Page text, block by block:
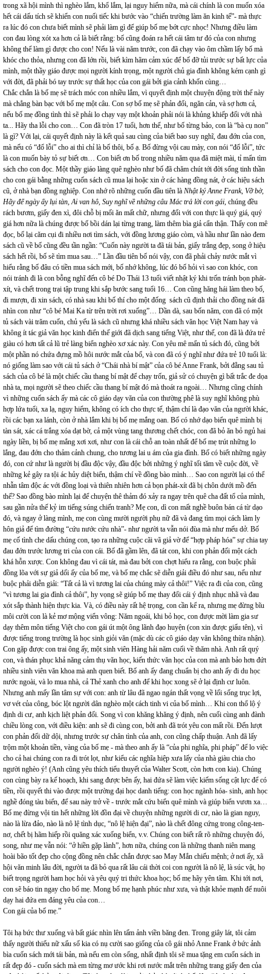
trong xã hội mình thì nghèo lắm, khổ lắm, lại nguy hiểm nữa, mà cái chính là con muốn xóa
hết cái dấu tích sẽ khiến con nuối tiếc khi bước vào “chiến trường làm ăn kinh tế”- mà thực
ra lúc đó con chưa biết mình sẽ phải làm gì để giúp bố mẹ bớt cực nhọc! Nhưng điều làm
con đau lòng xót xa hơn cả là biết rằng: bố cũng đoán ra hết cái tâm tư đó của con nhưng
không thể làm gì được cho con! Nếu là vài năm trước, con đã chạy vào ôm chầm lấy bố mà
khóc cho thỏa, nhưng con đã lớn rồi, biết kìm hãm cảm xúc để bố đỡ tủi trước sự bất lực của
mình, một thầy giáo được mọi người kính trọng, một người chủ gia đình không kém cạnh gì
với đời, đã phải bó tay trước sự thất học của con gái bởi gia cảnh khốn cùng…
Chắc chắn là bố mẹ sẽ trách móc con nhiều lắm, vì quyết định một chuyện động trời thế này
mà chẳng bàn bạc với bố mẹ một câu. Con sợ bố mẹ sẽ phản đối, ngăn cản, và sợ hơn cả,
nếu bố mẹ đồng tình thì sẽ phải lo chạy vạy một khoản phải nói là khủng khiếp đối với nhà
ta... Hãy tha lỗi cho con… Con đã tròn 17 tuổi, hơn thế, như bố từng bảo, con là “bà cụ non”
là gì? Với lại, cái quyết định này là kết quả sau cùng của biết bao suy nghĩ, đau đớn của con,
mà nếu có “đổ lỗi” cho ai thì chỉ là bố thôi, bố ạ. Bố đừng vội cau mày, con nói “đổ lỗi”, tức
là con muốn bày tỏ sự biết ơn… Con biết ơn bố trong nhiều năm qua đã miệt mài, tỉ mẩn tìm
sách cho con đọc. Một thầy giáo làng quê nghèo như bố đã chăm chút tới đời sống tinh thần
cho con gái bằng những cuốn sách cũ mua lại hoặc xin ở các hàng đồng nát, ở các hiệu sách
cũ, ở nhà bạn đồng nghiệp. Con nhớ rõ những cuốn đầu tiên là Nhật ký Anne Frank, Vỡ bờ,
Hãy để ngày ấy lụi tàn, Ai van hô, Suy nghĩ về những câu Mác trả lời con gái, chúng đều
rách bươm, giấy đen xì, đôi chỗ bị mối ăn mất chữ, nhưng đối với con thực là quý giá, quý
giá hơn nữa là chúng được bố bồi dán lại từng trang, làm thêm bìa giả cẩn thận. Thấy con mê
đọc, bố lại căm cụi đi nhiều nơi tìm sách, với đồng lương giáo còm, và hầu như lần nào đem
sách cũ về bố cũng đều tần ngần: “Cuốn này người ta đã tái bản, giấy trắng đẹp, song ở hiệu
sách hết rồi, bố sẽ tìm mua sau…” Lần đầu tiên bố nói vậy, con đã phải chảy nước mắt vì
hiểu rằng bố đâu có tiền mua sách mới, bố nhớ không, lúc đó bố hỏi vì sao con khóc, con
nói tránh đi là con bỗng nghĩ đến cô bé Do Thái 13 tuổi viết nhật ký khi trốn tránh bọn phát-
xít, và chết trong trại tập trung khi sắp bước sang tuổi 16… Con cũng hăng hái làm theo bố,
đi mượn, đi xin sách, có nhà sau khi bố thí cho một đống sách cũ định thải cho đồng nát đã
nhìn con như “cô bé Mai Ka từ trên trời rơi xuống”… Dần dà, sau bốn năm, con đã có một
tủ sách vài trăm cuốn, chủ yếu là sách cũ nhưng khá nhiều sách văn học Việt Nam hay và
không ít tác giả văn học kinh điển thế giới đã dịch sang tiếng Việt, như thế, con đã là đứa trẻ
giàu có hơn tất cả lũ trẻ làng biển nghèo xơ xác này. Con yêu mê mẩn tủ sách đó, cũng bởi
một phần nó chứa đựng mồ hôi nước mắt của bố, và con đã có ý nghĩ như đứa trẻ 10 tuổi là:
nó giống làm sao với cái tủ sách ở “Chái nhà bí mật” của cô bé Anne Frank, bởi đằng sau tủ
sách của cô bé là một chiếc cầu thang bí mật để chạy trốn, giả sử có chuyện gì bất trắc đe dọa
nhà ta, mọi người sẽ theo chiếc cầu thang bí mật đó mà thoát ra ngoài… Nhưng cũng chính
vì những cuốn sách ấy mà các cô giáo dạy văn của con thường phê là suy nghĩ không phù
hợp lứa tuổi, xa lạ, nguy hiểm, không có ích cho thực tế, thậm chí là đạo văn của người khác,
rồi các bạn xa lánh, còn ở nhà lắm khi bị bố mẹ mắng oan. Bố có nhớ dạo biển quê mình bị
tàn sát, xác cá trắng xóa dạt bờ, cả một vùng tang thương chết chóc, con đã bỏ ăn bỏ ngủ hai
ngày liền, bị bố mẹ mắng xơi xơi, như con là cái chỗ an toàn nhất để bố mẹ trút những lo
lắng, đau đớn cho thảm cảnh chung, cho tương lai u ám của gia đình. Bố có biết những ngày
đó, con cứ như là người bị đầu độc vậy, đầu độc bởi những ý nghĩ tối tăm về cuộc đời, về
những kẻ gây ra tội ác hủy diệt biển, thậm chí về đồng bào mình… Sao con người lại có thể
nhẫn tâm độc ác với đồng loại và thiên nhiên hơn cả bọn phát-xít đã bị chôn dưới mồ đến
thế? Sao đồng bào mình lại để chuyện thê thảm đó xảy ra ngay trên quê cha đất tổ của mình,
sau gần nửa thế kỷ im tiếng súng chiến tranh? Mẹ con, dì con mất nghề buôn bán cá từ dạo
đó, và ngay ở làng mình, mẹ con cùng mười người phụ nữ đã và đang tìm mọi cách làm ly
hôn giả để tìm đường “cứu nước cứu nhà”- như người ta vẫn nói đùa mà như mếu dở. Bố
mẹ cố tình che dấu chúng con, tạo ra những cuộc cãi vã giả vờ để “hợp pháp hóa” sự chia tay
đau đớn trước lương tri của con cái. Bố đã gầm lên, đã tát con, khi con phản đối một cách
khá hỗn xược. Con không đau vì cái tát, mà đau bởi con chợt hiểu ra rằng, con buộc phải
đồng lõa với sự giả dối ấy của bố mẹ, và bố mẹ chắc sẽ diễn giải điều đó như sau, nếu như
buộc phải diễn giải: “Tất cả là vì tương lai của chúng mày cả thôi!” Việc ra đi của con, cũng
“vì tương lai gia đình cả thôi”, hy vọng sẽ giúp bố mẹ thay đổi cái ý định nhục nhã và đau
xót sắp thành hiện thực kia. Và, có điều này rất hệ trọng, con cần kể ra, nhưng mẹ đừng bĩu
môi cười con là kẻ mơ mộng viển vông: Năm ngoái, khi bỏ học, con được mời làm gia sư
dạy thêm môn tiếng Việt cho con gái út một ông lãnh đạo huyện (con xin được giấu tên), vì
được tiếng trong trường là học sinh giỏi văn (mặc dù các cô giáo dạy văn không thừa nhận).
Con gặp được con trai ông ấy, một sinh viên Hàng hải năm cuối về thăm nhà. Anh rất quý
con, và thán phục khả năng cảm thụ văn học, kiến thức văn học của con mà anh bảo hơn đứt
nhiều sinh viên văn khoa mà anh quen biết. Bố anh ấy đang chuẩn bị cho anh ấy đi du học
nước ngoài, và lo mua nhà, cả Thẻ xanh cho anh để khi học xong sẽ ở lại định cư luôn.
Nhưng anh mấy lần tâm sự với con: anh từ lâu đã ngao ngán thất vọng về lối sống trục lợi,
vơ vét của công, bóc lột người dân nghèo một cách tinh vi của bố mình… Khi con thổ lộ ý
định di cư, anh kịch liệt phản đối. Song vì con khăng khăng ý định, nên cuối cùng anh đành
chiều lòng con, với điều kiện: anh sẽ đi cùng con, bởi anh đã trót yêu con mất rồi. Đến lượt
con phản đối dữ dội, nhưng trước sự chân tình của anh, con cũng chấp thuận. Anh đã lấy
trộm một khoản tiền, vàng của bố mẹ - mà theo anh ấy là “của phi nghĩa, phi pháp” để lo việc
cho cả hai chúng con ra đi trót lọt, như kiểu các nghĩa hiệp xưa lấy của nhà giàu chia cho
người nghèo ý! (Anh cũng yêu thích tiểu thuyết của Walter Scott, còn hơn con kia). Chúng
con cùng bày ra kế hoạch, khi sang được bên ấy, hai đứa sẽ làm việc kiếm sống cật lực để có
tiền, rồi quyết thi vào được một trường đại học danh tiếng: con học ngành hóa- sinh, anh học
nghề đóng tàu biển, để sau này trở về - trước mắt cứu biển quê mình và giúp biển vươn xa…
Bố mẹ đừng vội tin hết những lời đồn đại về chuyện những người di cư, nào là gian nguy,
nào là lừa đảo, nào là nô lệ tình dục, “nô lệ hiện đại”, nào là chết đông cứng trong công-ten-
nơ, chết bị hãm hiếp rồi quăng xác xuống biển, v.v. Chúng con biết rất rõ những chuyện đó,
song, như mẹ vẫn nói: “ở hiền gặp lành”, hơn nữa, chúng con là những thanh niên mang
hoài bão tốt đẹp cho cộng đồng nên chắc chắn được sao May Mắn chiếu mệnh; ở nơi ấy, xã
hội văn minh lâu đời, người ta đã bỏ qua rất lâu cái thời coi con người là nô lệ, là súc vật, họ
biết trọng người ham học hỏi và yêu quý tri thức khoa học; bố mẹ hãy yên tâm. Khi tới nơi,
con sẽ báo tin ngay cho bố mẹ. Mong bố mẹ hạnh phúc như xưa, và thật khỏe mạnh để nuôi
dạy hai đứa em đáng yêu của con…
Con gái của bố mẹ.”
Tôi hạ bức thư xuống và bất giác nhìn lên tấm ảnh viền băng đen. Trong giây lát, tôi cảm
thấy người thiếu nữ xấu số kia có nụ cười sao giống của cô gái nhỏ Anne Frank ở bức ảnh
bìa cuốn sách mới tái bản, mà nếu em còn sống, nhất định tôi sẽ mua tặng em cuốn sách in
rất đẹp đó - cuốn sách mà em từng mơ ước khi rơi nước mắt trên những trang giấy đen của